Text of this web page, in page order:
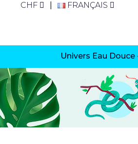
CHF FRANÇAIS
Univers Eau Douce